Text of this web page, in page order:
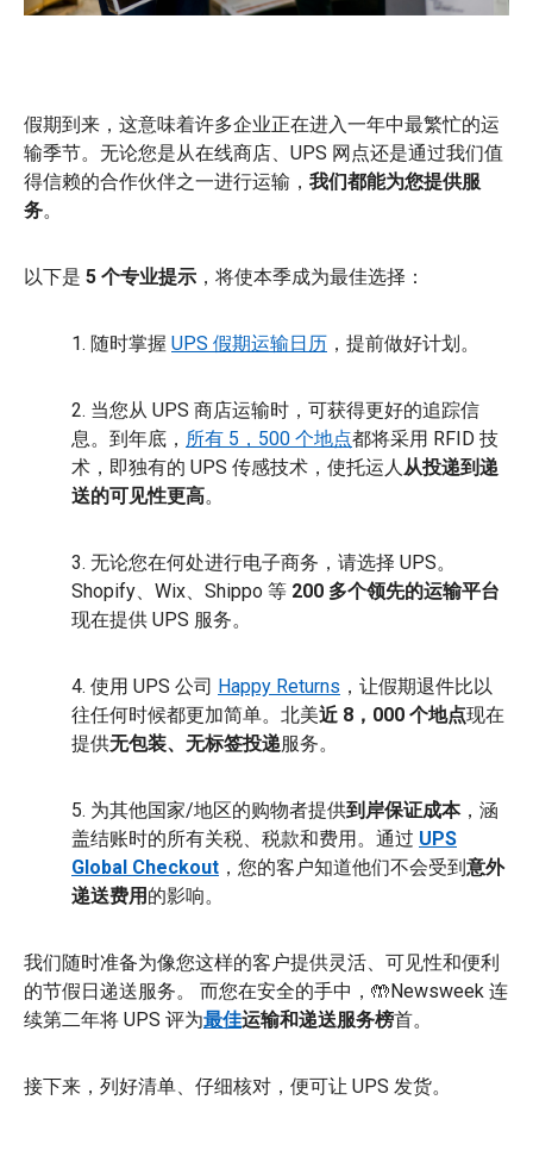
假期到来，这意味着许多企业正在进入一年中最繁忙的运
输季节。无论您是从在线商店、UPS 网点还是通过我们值
得信赖的合作伙伴之一进行运输， 我们都能为您提供服
务。
以下是 5 个专业提示 ，将使本季成为最佳选择：
1. 随时掌握 UPS 假期运输日历 ，提前做好计划。
2. 当您从 UPS 商店运输时，可获得更好的追踪信
息。到年底， 所有 5，500 个地点都将采用 RFID 技
术，即独有的 UPS 传感技术，使托运人从投递到递
送的可见性更高。
3. 无论您在何处进行电子商务，请选择 UPS。
Shopify、Wix、Shippo 等 200 多个领先的运输平台
现在提供 UPS 服务。
4. 使用 UPS 公司 Happy Returns ，让假期退件比以
往任何时候都更加简单。北美近 8，000 个地点现在
提供无包装、无标签投递服务。
5. 为其他国家/地区的购物者提供到岸保证成本，涵
盖结账时的所有关税、税款和费用。通过 UPS
Global Checkout ，您的客户知道他们不会受到意外
递送费用 的影响。
我们随时准备为像您这样的客户提供灵活、可见性和便利
的节假日递送服务。 而您在安全的手中，🤲Newsweek 连
续第二年将 UPS 评为最佳运输和递送服务榜首。
接下来，列好清单、仔细核对，便可让 UPS 发货。